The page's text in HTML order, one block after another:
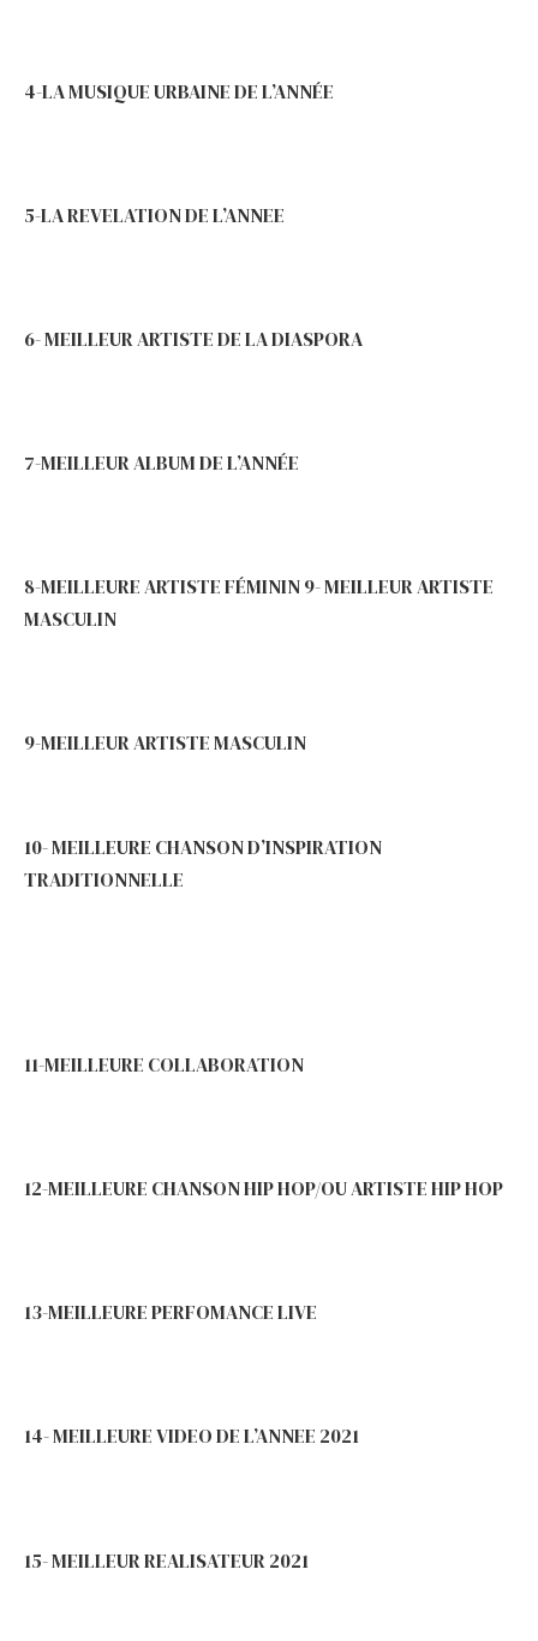
4-LA MUSIQUE URBAINE DE L’ANNÉE
5-LA REVELATION DE L’ANNEE
6- MEILLEUR ARTISTE DE LA DIASPORA
7-MEILLEUR ALBUM DE L’ANNÉE
8-MEILLEURE ARTISTE FÉMININ 9- MEILLEUR ARTISTE
MASCULIN
9-MEILLEUR ARTISTE MASCULIN
10- MEILLEURE CHANSON D’INSPIRATION
TRADITIONNELLE
11-MEILLEURE COLLABORATION
12-MEILLEURE CHANSON HIP HOP/OU ARTISTE HIP HOP
13-MEILLEURE PERFOMANCE LIVE
14- MEILLEURE VIDEO DE L’ANNEE 2021
15- MEILLEUR REALISATEUR 2021